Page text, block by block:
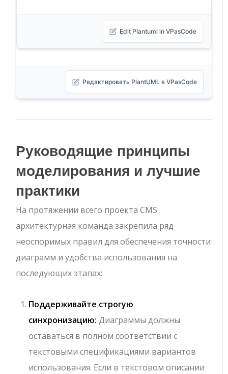
Edit Plantuml in VPasCode
Редактировать PlantUML в VPasCode
Руководящие принципы
моделирования и лучшие
практики
На протяжении всего проекта CMS
архитектурная команда закрепила ряд
неоспоримых правил для обеспечения точности
диаграмм и удобства использования на
последующих этапах:
Поддерживайте строгую
синхронизацию: Диаграммы должны
оставаться в полном соответствии с
текстовыми спецификациями вариантов
использования. Если в текстовом описании